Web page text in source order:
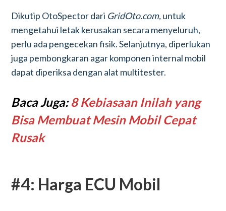
Dikutip OtoSpector dari GridOto.com,untuk
mengetahui letak kerusakan secara menyeluruh,
perlu ada pengecekan fisik. Selanjutnya, diperlukan
juga pembongkaran agar komponen internal mobil
dapat diperiksa dengan alat multitester.
Baca Juga:8 Kebiasaan Inilah yang
Bisa Membuat Mesin Mobil Cepat
Rusak
#4: Harga ECU Mobil